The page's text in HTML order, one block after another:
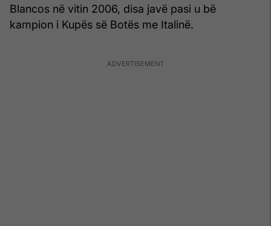
Blancos në vitin 2006, disa javë pasi u bë
kampion i Kupës së Botës me Italinë.